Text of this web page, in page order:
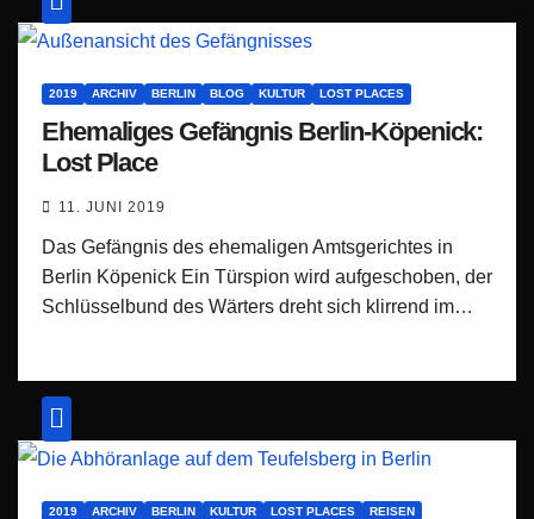
2019 ARCHIV BERLIN BLOG KULTUR LOST PLACES
Ehemaliges Gefängnis Berlin-Köpenick:
Lost Place
11. JUNI 2019
Das Gefängnis des ehemaligen Amtsgerichtes in
Berlin Köpenick Ein Türspion wird aufgeschoben, der
Schlüsselbund des Wärters dreht sich klirrend im…
2019 ARCHIV BERLIN KULTUR LOST PLACES REISEN